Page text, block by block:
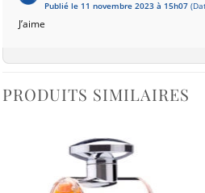
Publié le 11 novembre 2023 à 15h07
J’aime
PRODUITS SIMILAIRES